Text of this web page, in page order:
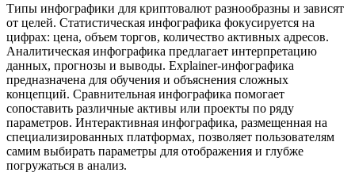
Типы инфографики для криптовалют разнообразны и зависят
от целей. Статистическая инфографика фокусируется на
цифрах: цена, объем торгов, количество активных адресов.
Аналитическая инфографика предлагает интерпретацию
данных, прогнозы и выводы. Explainer-инфографика
предназначена для обучения и объяснения сложных
концепций. Сравнительная инфографика помогает
сопоставить различные активы или проекты по ряду
параметров. Интерактивная инфографика, размещенная на
специализированных платформах, позволяет пользователям
самим выбирать параметры для отображения и глубже
погружаться в анализ.